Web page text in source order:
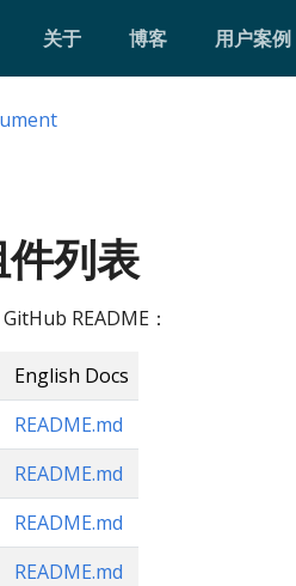
关于 博客 用户案例
列表
README：
English Docs
README.md
README.md
README.md
README.md